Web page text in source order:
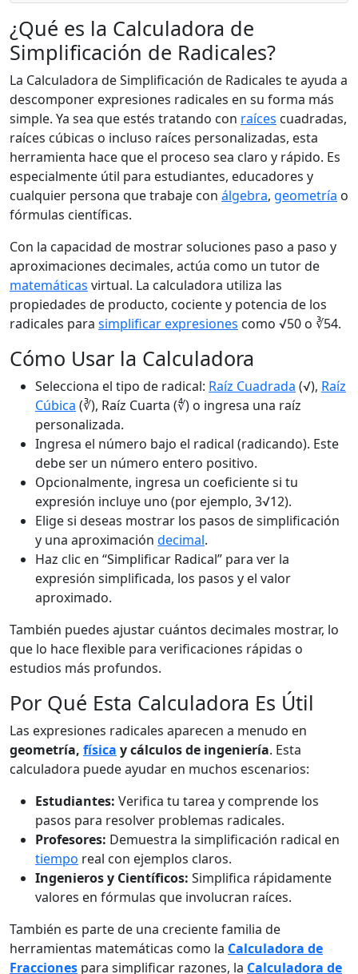
¿Qué es la Calculadora de
Simplificación de Radicales?
La Calculadora de Simplificación de Radicales te ayuda a
descomponer expresiones radicales en su forma más
simple. Ya sea que estés tratando con raíces cuadradas,
raíces cúbicas o incluso raíces personalizadas, esta
herramienta hace que el proceso sea claro y rápido. Es
especialmente útil para estudiantes, educadores y
cualquier persona que trabaje con álgebra, geometría o
fórmulas científicas.
Con la capacidad de mostrar soluciones paso a paso y
aproximaciones decimales, actúa como un tutor de
matemáticas virtual. La calculadora utiliza las
propiedades de producto, cociente y potencia de los
radicales para simplificar expresiones como √50 o ∛54.
Cómo Usar la Calculadora
Selecciona el tipo de radical: Raíz Cuadrada (√), Raíz
Cúbica (∛), Raíz Cuarta (∜) o ingresa una raíz
personalizada.
Ingresa el número bajo el radical (radicando). Este
debe ser un número entero positivo.
Opcionalmente, ingresa un coeficiente si tu
expresión incluye uno (por ejemplo, 3√12).
Elige si deseas mostrar los pasos de simplificación
y una aproximación decimal.
Haz clic en “Simplificar Radical” para ver la
expresión simplificada, los pasos y el valor
aproximado.
También puedes ajustar cuántos decimales mostrar, lo
que lo hace flexible para verificaciones rápidas o
estudios más profundos.
Por Qué Esta Calculadora Es Útil
Las expresiones radicales aparecen a menudo en
geometría, física y cálculos de ingeniería. Esta
calculadora puede ayudar en muchos escenarios:
Estudiantes: Verifica tu tarea y comprende los
pasos para resolver problemas radicales.
Profesores: Demuestra la simplificación radical en
tiempo real con ejemplos claros.
Ingenieros y Científicos: Simplifica rápidamente
valores en fórmulas que involucran raíces.
También es parte de una creciente familia de
herramientas matemáticas como la Calculadora de
Fracciones para simplificar razones, la Calculadora de